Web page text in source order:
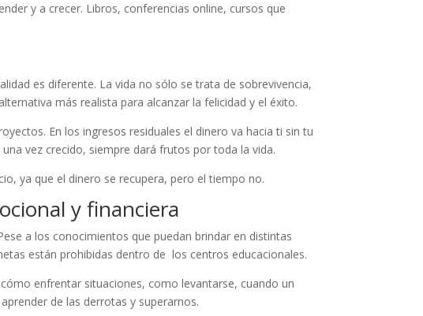
y a crecer. Libros, conferencias online, cursos que
es diferente. La vida no sólo se trata de sobrevivencia,
más realista para alcanzar la felicidad y el éxito.
En los ingresos residuales el dinero va hacia ti sin tu
vez crecido, siempre dará frutos por toda la vida.
ya que el dinero se recupera, pero el tiempo no.
y financiera
a los conocimientos que puedan brindar en distintas
están prohibidas dentro de los centros educacionales.
enfrentar situaciones, como levantarse, cuando un
de las derrotas y superarnos.